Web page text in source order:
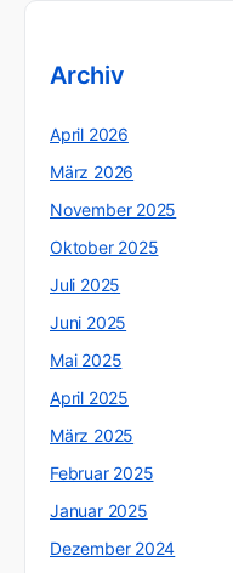
Archiv
April 2026
März 2026
November 2025
Oktober 2025
Juli 2025
Juni 2025
Mai 2025
April 2025
März 2025
Februar 2025
Januar 2025
Dezember 2024